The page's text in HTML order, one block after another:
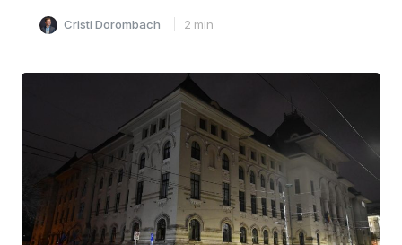
Cristi Dorombach 2 min